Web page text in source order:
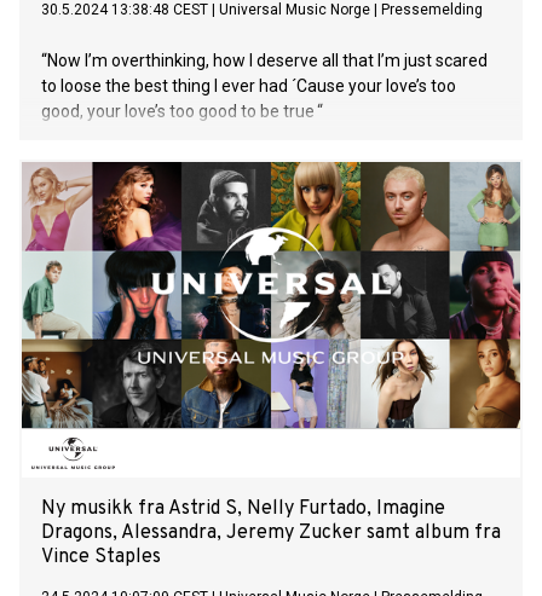
30.5.2024 13:38:48 CEST Universal Music Norge Pressemelding
“Now I’m overthinking, how I deserve all that I’m just scared
to loose the best thing I ever had ´Cause your love’s too
good, your love’s too good to be true “
Ny musikk fra Astrid S, Nelly Furtado, Imagine
Dragons, Alessandra, Jeremy Zucker samt album fra
Vince Staples